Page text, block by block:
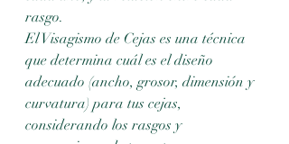
rasgo.
El Visagismo de Cejas es una técnica
que determina cuál es el diseño
adecuado (ancho, grosor, dimensión y
curvatura) para tus cejas,
considerando los rasgos y